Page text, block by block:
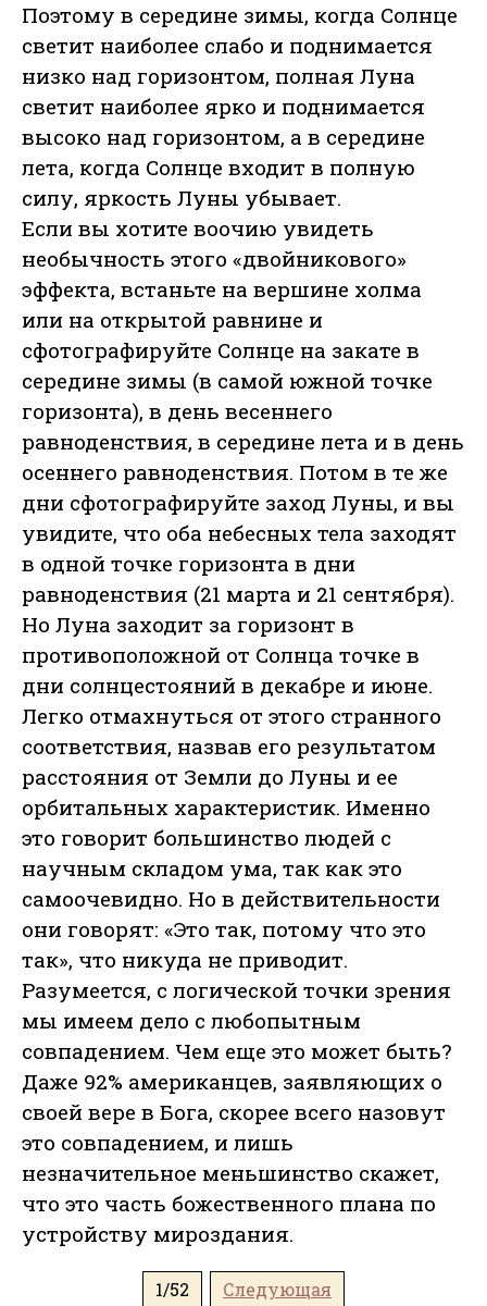
Поэтому в середине зимы, когда Солнце
светит наиболее слабо и поднимается
низко над горизонтом, полная Луна
светит наиболее ярко и поднимается
высоко над горизонтом, а в середине
лета, когда Солнце входит в полную
силу, яркость Луны убывает.
Если вы хотите воочию увидеть
необычность этого «двойникового»
эффекта, встаньте на вершине холма
или на открытой равнине и
сфотографируйте Солнце на закате в
середине зимы (в самой южной точке
горизонта), в день весеннего
равноденствия, в середине лета и в день
осеннего равноденствия. Потом в те же
дни сфотографируйте заход Луны, и вы
увидите, что оба небесных тела заходят
в одной точке горизонта в дни
равноденствия (21 марта и 21 сентября).
Но Луна заходит за горизонт в
противоположной от Солнца точке в
дни солнцестояний в декабре и июне.
Легко отмахнуться от этого странного
соответствия, назвав его результатом
расстояния от Земли до Луны и ее
орбитальных характеристик. Именно
это говорит большинство людей с
научным складом ума, так как это
самоочевидно. Но в действительности
они говорят: «Это так, потому что это
так», что никуда не приводит.
Разумеется, с логической точки зрения
мы имеем дело с любопытным
совпадением. Чем еще это может быть?
Даже 92% американцев, заявляющих о
своей вере в Бога, скорее всего назовут
это совпадением, и лишь
незначительное меньшинство скажет,
что это часть божественного плана по
устройству мироздания.
1/52 Следующая